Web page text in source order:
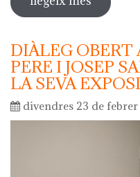
dits
DIÀLEG OBERT
PERE I JOSEP
LA SEVA
divendres 23 de febrer